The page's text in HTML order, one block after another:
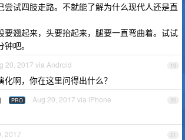
尝试四肢走路。不就能了解为什么现代人还是直
要翘起来，头要抬起来，腿要一直弯曲着。试试
吧。
19
20, 2017 via Android
化啊，你在这里问得出什么？
20
PRO Aug 20, 2017 via iPhone
21
2017